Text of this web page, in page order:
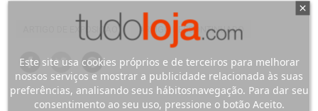
ARTIGO DE EXPOSIÇÃO ARTIGO DESCONTINUADO
Este site usa cookies próprios e de terceiros para melhorar
nossos serviços e mostrar a publicidade relacionada às suas
preferências, analisando seus hábitosnavegação. Para dar seu
consentimento ao seu uso, pressione o botão Aceito.